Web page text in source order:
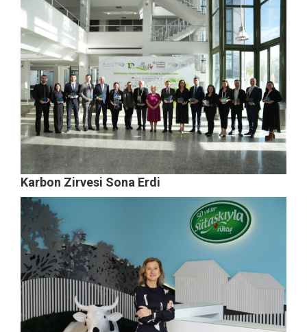
Karbon Zirvesi Sona Erdi